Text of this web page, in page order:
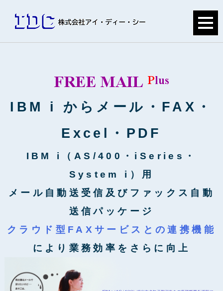
IBM i からメール・FAX・
Excel・PDF
IBM i（AS/400・iSeries・
System i）用
メール自動送受信及びファックス自動
送信パッケージ
クラウド型FAXサービスとの連携機能
により業務効率をさらに向上